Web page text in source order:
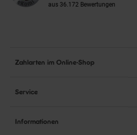
aus 36.172 Bewertungen
Zahlarten im Online-Shop
Service
Informationen